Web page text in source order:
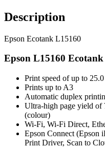
Description
Epson Ecotank L15160
Epson L15160 Ecotank
Print speed of up to
Prints up to A3
Automatic duplex
Ultra-high page yield of
(colour)
Wi-Fi, Wi-Fi Direct,
Epson Connect (Epson
Print Driver, Scan to